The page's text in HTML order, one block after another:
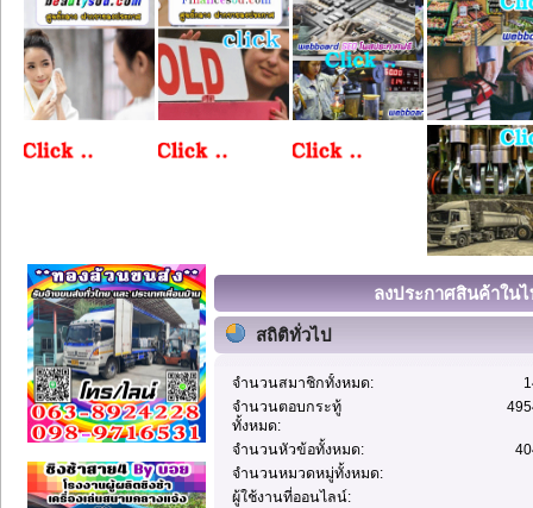
ลงประกาศสินค้าใน
สถิติทั่วไป
จำนวนสมาชิกทั้งหมด:
จำนวนตอบกระทู้
ทั้งหมด:
จำนวนหัวข้อทั้งหมด:
จำนวนหมวดหมู่ทั้งหมด:
ผู้ใช้งานที่ออนไลน์: